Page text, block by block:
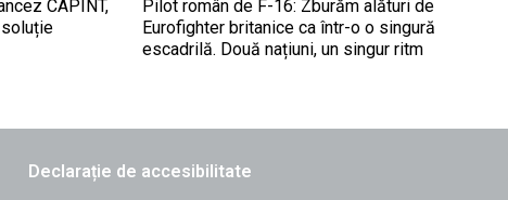
a anihila radarele rusești
Imaginile din satelit
CAPINT,
Pilot român de F-16: Zburăm alături de
Eurofighter britanice ca într-o o singură
escadrilă. Două națiuni, un singur ritm
Declarație de accesibilitate